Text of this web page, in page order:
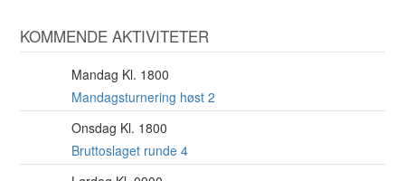
KOMMENDE AKTIVITETER
Mandag Kl. 1800
Mandagsturnering høst 2
Onsdag Kl. 1800
Bruttoslaget runde 4